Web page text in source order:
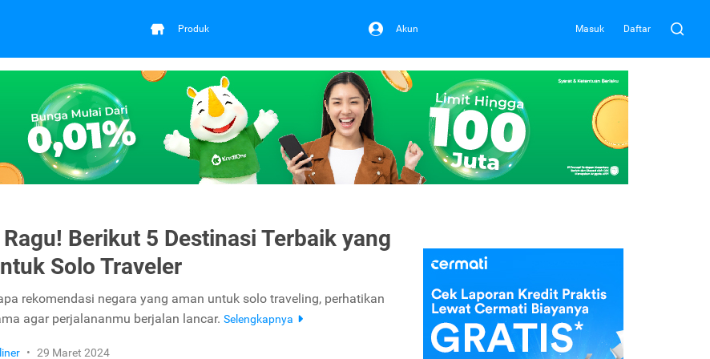
Produk Akun Masuk Daftar
Berikut 5 Destinasi Terbaik yang
Solo Traveler
rekomendasi negara yang aman untuk solo traveling, perhatikan
agar perjalananmu berjalan lancar. Selengkapnya
• 29 Maret 2024